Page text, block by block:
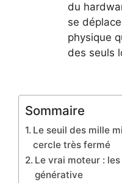
du
se
physique
des seuls
Sommaire
Le seuil des mille
cercle très fermé
Le vrai moteur :
générative